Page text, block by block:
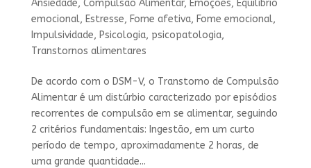
Ansiedade, Compulsão Alimentar, Emoções, Equilíbrio
emocional, Estresse, Fome afetiva, Fome emocional,
Impulsividade, Psicologia, psicopatologia,
Transtornos alimentares
De acordo com o DSM-V, o Transtorno de Compulsão
Alimentar é um distúrbio caracterizado por episódios
recorrentes de compulsão em se alimentar, seguindo
2 critérios fundamentais: Ingestão, em um curto
período de tempo, aproximadamente 2 horas, de
uma grande quantidade...